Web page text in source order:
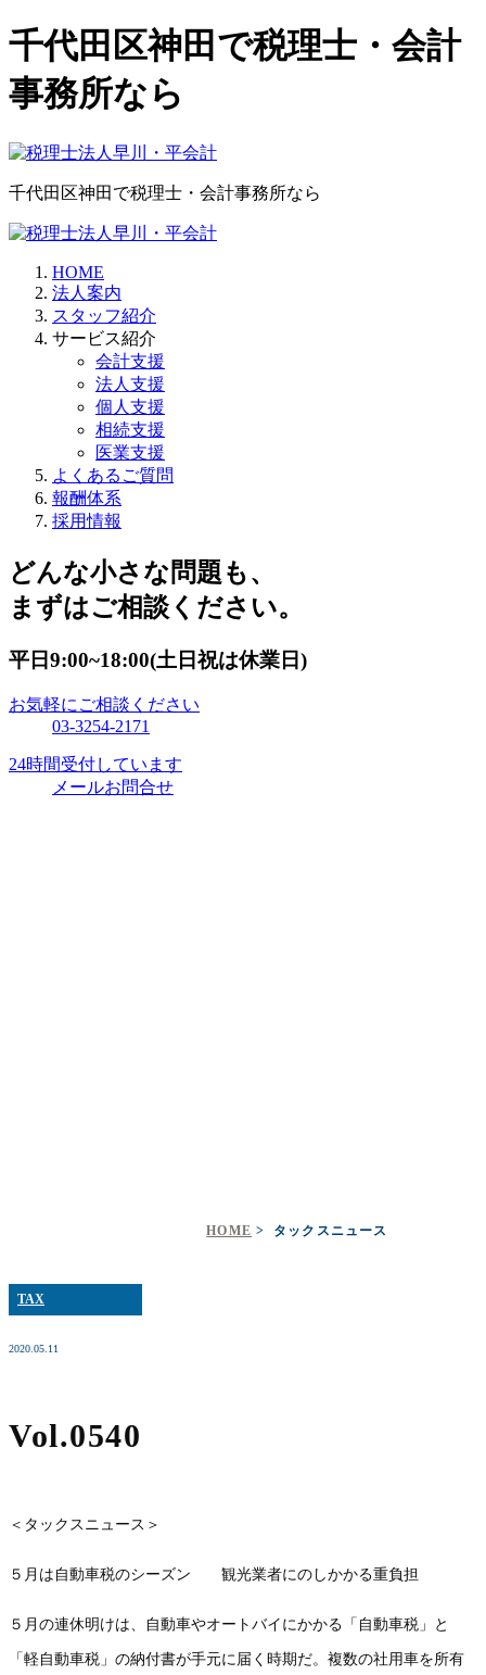
千代田区神田で税理士・会計
事務所なら
千代田区神田で税理士・会計事務所なら
HOME
法人案内
スタッフ紹介
サービス紹介
会計支援
法人支援
個人支援
相続支援
医業支援
よくあるご質問
報酬体系
採用情報
どんな小さな問題も、
まずはご相談ください。
平日9:00~18:00(土日祝は休業日)
お気軽にご相談ください
03-3254-2171
24時間受付しています
メールお問合せ
HOME タックスニュース
TAX
2020.05.11
Vol.0540
＜タックスニュース＞
５月は自動車税のシーズン 観光業者にのしかかる重負担
５月の連休明けは、自動車やオートバイにかかる「自動車税」と
「軽自動車税」の納付書が手元に届く時期だ。複数の社用車を所有